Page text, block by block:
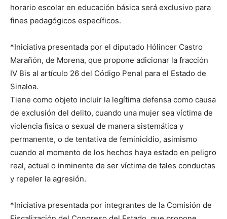
horario escolar en educación básica será exclusivo para
fines pedagógicos específicos.
*Iniciativa presentada por el diputado Hólincer Castro
Marañón, de Morena, que propone adicionar la fracción
IV Bis al artículo 26 del Código Penal para el Estado de
Sinaloa.
Tiene como objeto incluir la legítima defensa como causa
de exclusión del delito, cuando una mujer sea víctima de
violencia física o sexual de manera sistemática y
permanente, o de tentativa de feminicidio, asimismo
cuando al momento de los hechos haya estado en peligro
real, actual o inminente de ser víctima de tales conductas
y repeler la agresión.
*Iniciativa presentada por integrantes de la Comisión de